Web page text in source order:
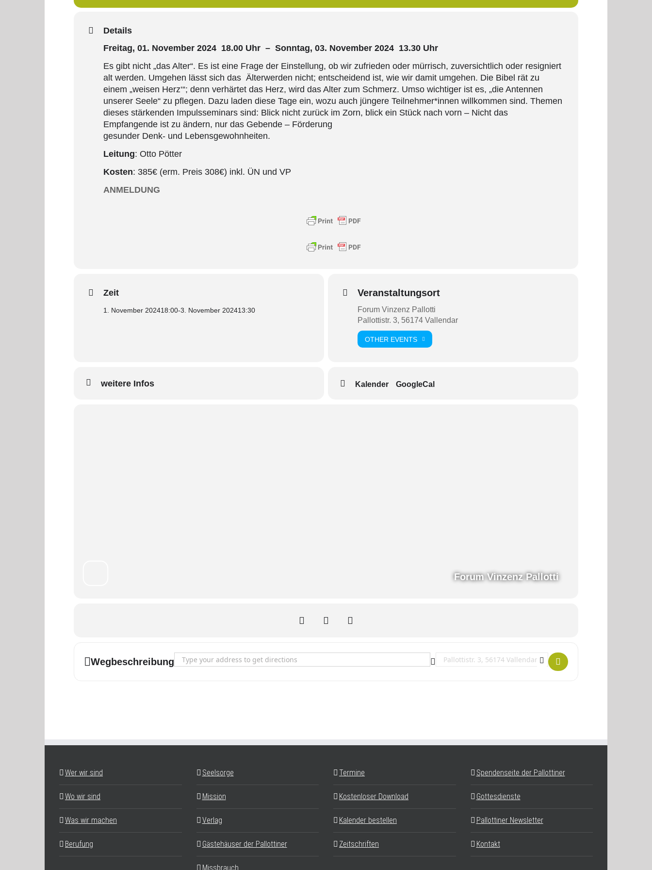
Details
Freitag, 01. November 2024 18.00 Uhr – Sonntag, 03. November 2024 13.30 Uhr
Es gibt nicht „das Alter“. Es ist eine Frage der Einstellung, ob wir zufrieden oder mürrisch, zuversichtlich oder resigniert
alt werden. Umgehen lässt sich das Älterwerden nicht; entscheidend ist, wie wir damit umgehen. Die Bibel rät zu
einem „weisen Herz‘“; denn verhärtet das Herz, wird das Alter zum Schmerz. Umso wichtiger ist es, „die Antennen
unserer Seele“ zu pflegen. Dazu laden diese Tage ein, wozu auch jüngere Teilnehmer*innen willkommen sind. Themen
dieses stärkenden Impulsseminars sind: Blick nicht zurück im Zorn, blick ein Stück nach vorn – Nicht das
Empfangende ist zu ändern, nur das Gebende – Förderung
gesunder Denk- und Lebensgewohnheiten.
Leitung: Otto Pötter
Kosten: 385€ (erm. Preis 308€) inkl. ÜN und VP
ANMELDUNG
Zeit
1. November 202418:00-3. November 202413:30
Veranstaltungsort
Forum Vinzenz Pallotti
Pallottistr. 3, 56174 Vallendar
OTHER EVENTS
weitere Infos Kalender GoogleCal
Forum Vinzenz Pallotti
Wegbeschreibung Address - Mehr Lebensfreude im Alter [] Destination Address - Mehr Lebensfreude im Alter []
Wer wir sind
Wo wir sind
Was wir machen
Berufung
Seelsorge
Mission
Verlag
Gästehäuser der Pallottiner
Missbrauch
Termine
Kostenloser Download
Kalender bestellen
Zeitschriften
Spendenseite der Pallottiner
Gottesdienste
Pallottiner Newsletter
Kontakt